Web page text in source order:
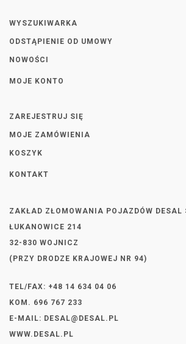
WYSZUKIWARKA
ODSTĄPIENIE OD UMOWY
NOWOŚCI
MOJE KONTO
ZAREJESTRUJ SIĘ
MOJE ZAMÓWIENIA
KOSZYK
KONTAKT
ZAKŁAD ZŁOMOWANIA POJAZDÓW DESAL
ŁUKANOWICE 214
32-830 WOJNICZ
(PRZY DRODZE KRAJOWEJ NR 94)
TEL/FAX: +48 14 634 04 06
KOM. 696 767 233
E-MAIL: DESAL@DESAL.PL
WWW.DESAL.PL